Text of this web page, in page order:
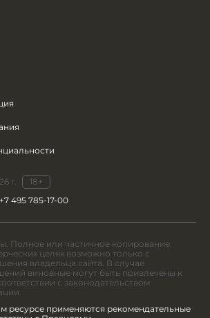
г.
18+
+7 495 785-17-00
Полное или частичное копирование
целях возможно только с
владельца сайта. В случае
виновные могут быть привлечены к
с законодательством
ресурсе применяются рекомендательные